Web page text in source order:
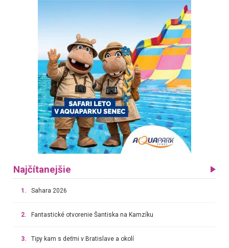
Najčítanejšie
1. Sahara 2026
2. Fantastické otvorenie Šantiska na Kamzíku
3. Tipy kam s deťmi v Bratislave a okolí